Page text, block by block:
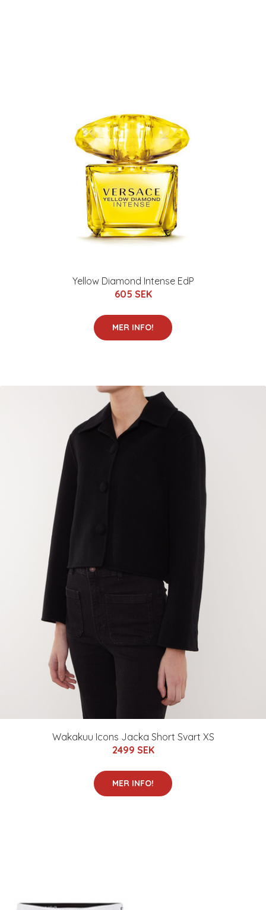
Yellow Diamond Intense EdP
605 SEK
MER INFO!
Wakakuu Icons Jacka Short Svart XS
2499 SEK
MER INFO!